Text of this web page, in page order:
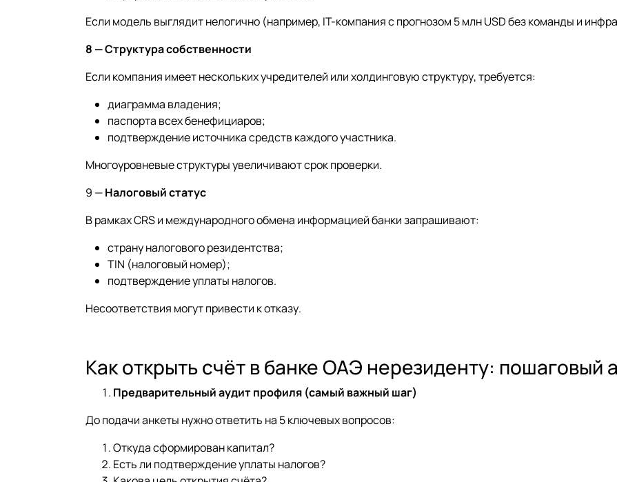
Если модель выглядит нелогично (например, IT-компания с прогнозом 5 млн USD без команды и
8 — Структура собственности
Если компания имеет нескольких учредителей или холдинговую структуру, требуется:
диаграмма владения;
паспорта всех бенефициаров;
подтверждение источника средств каждого участника.
Многоуровневые структуры увеличивают срок проверки.
9 —Налоговый статус
В рамках CRS и международного обмена информацией банки запрашивают:
страну налогового резидентства;
TIN (налоговый номер);
подтверждение уплаты налогов.
Несоответствия могут привести к отказу.
Как открыть счёт в банке ОАЭ нерезиденту: пошаговый
Предварительный аудит профиля (самый важный шаг)
До подачи анкеты нужно ответить на 5 ключевых вопросов:
Откуда сформирован капитал?
Есть ли подтверждение уплаты налогов?